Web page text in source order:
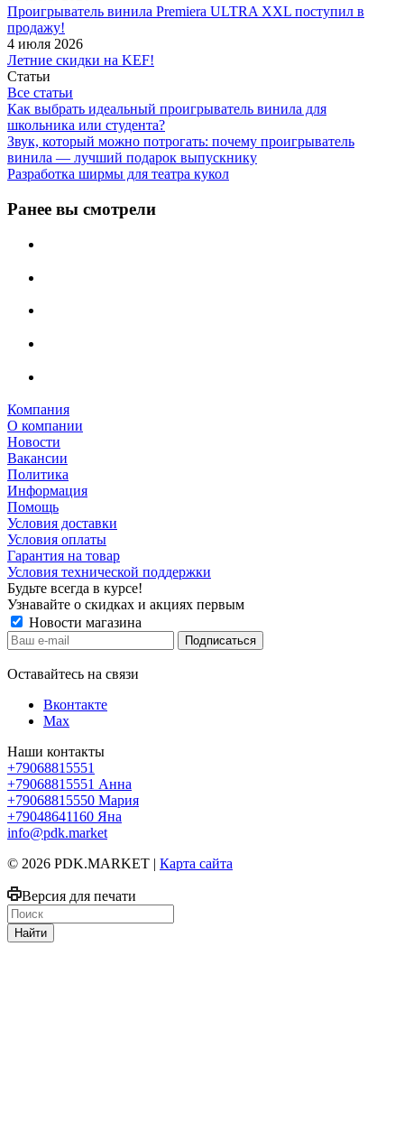
Проигрыватель винила Premiera ULTRA XXL поступил в
продажу!
4 июля 2026
Летние скидки на KEF!
Статьи
Все статьи
Как выбрать идеальный проигрыватель винила для
школьника или студента?
Звук, который можно потрогать: почему проигрыватель
винила — лучший подарок выпускнику
Разработка ширмы для театра кукол
Ранее вы смотрели
Компания
О компании
Новости
Вакансии
Политика
Информация
Помощь
Условия доставки
Условия оплаты
Гарантия на товар
Условия технической поддержки
Будьте всегда в курсе!
Узнавайте о скидках и акциях первым
Новости магазина
Оставайтесь на связи
Вконтакте
Max
Наши контакты
+79068815551
+79068815551 Анна
+79068815550 Мария
+79048641160 Яна
info@pdk.market
© 2026 PDK.MARKET | Карта сайта
Версия для печати
Найти